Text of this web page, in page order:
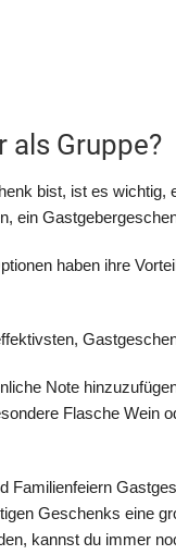
als Gruppe?
bist, ist es
ein
haben ihre
Note
Flasche Wein
Geschenks eine
kannst du immer